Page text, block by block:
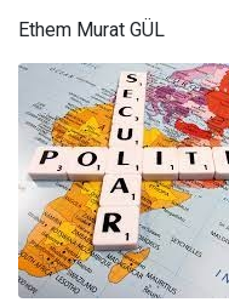
Ethem Murat GÜL